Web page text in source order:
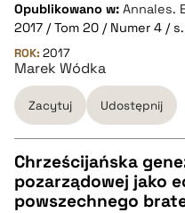
Opublikowano w: Annales.
2017 / Tom 20 / Numer 4 /
ROK: 2017
Marek Wódka
Zacytuj Udostępnij
CZYSTY TEKST
Chrześcijańska
pozarządowej jako
powszechnego